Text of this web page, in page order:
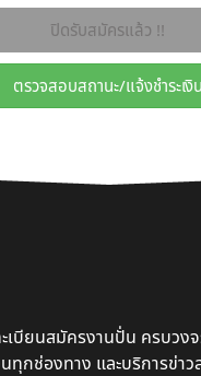
เบียนสมัครงานปั่น ครบวง
นทุกช่องทาง และบริการข่าว